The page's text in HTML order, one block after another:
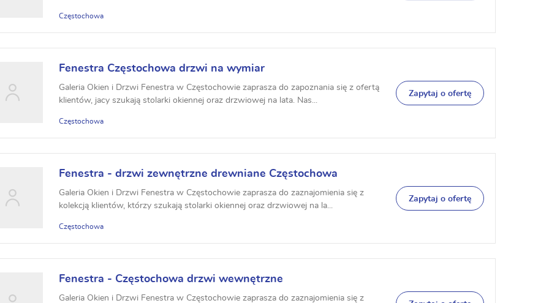
Częstochowa
Fenestra Częstochowa drzwi na wymiar
Galeria Okien i Drzwi Fenestra w Częstochowie zaprasza do zapoznania się z ofertą
klientów, jacy szukają stolarki okiennej oraz drzwiowej na lata. Nas...
Częstochowa
Zapytaj o ofertę
Fenestra - drzwi zewnętrzne drewniane Częstochowa
Galeria Okien i Drzwi Fenestra w Częstochowie zaprasza do zaznajomienia się z
kolekcją klientów, którzy szukają stolarki okiennej oraz drzwiowej na la...
Częstochowa
Zapytaj o ofertę
Fenestra - Częstochowa drzwi wewnętrzne
Galeria Okien i Drzwi Fenestra w Częstochowie zaprasza do zaznajomienia się z